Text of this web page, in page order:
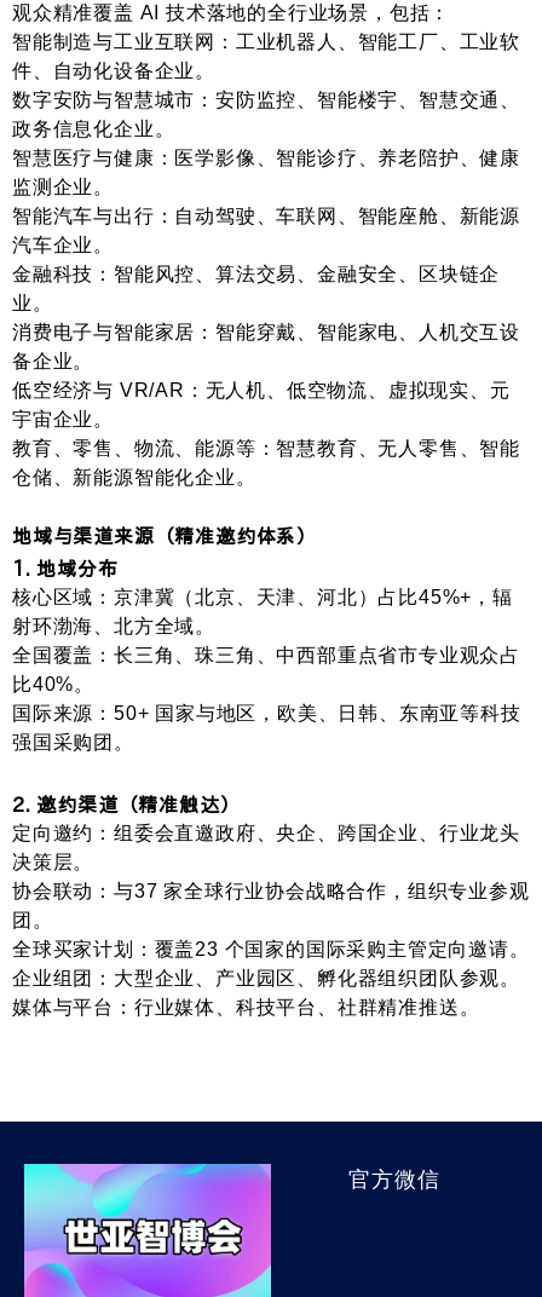
观众精准覆盖 AI 技术落地的全行业场景，包括：
智能制造与工业互联网
：工业机器人、智能工厂、工业软
件、自动化设备企业。
数字安防与智慧城市 ：安防监控、智能楼宇、智慧交通、
政务信息化企业。
智慧医疗与健康 ：医学影像、智能诊疗、养老陪护、健康
监测企业。
智能汽车与出行 ：自动驾驶、车联网、智能座舱、新能源
汽车企业。
金融科技 ：智能风控、算法交易、金融安全、区块链企
业。
消费电子与智能家居 ：智能穿戴、智能家电、人机交互设
备企业。
低空经济与 VR/AR ：无人机、低空物流、虚拟现实、元
宇宙企业。
教育、零售、物流、能源等 ：智慧教育、无人零售、智能
仓储、新能源智能化企业。
地域与渠道来源（精准邀约体系）
1. 地域分布
核心区域 ：京津冀（北京、天津、河北）占比45%+ ，辐
射环渤海、北方全域。
全国覆盖 ：长三角、珠三角、中西部重点省市专业观众占
比40%。
国际来源 ：50+ 国家与地区，欧美、日韩、东南亚等科技
强国采购团。
2. 邀约渠道（精准触达）
定向邀约 ：组委会直邀政府、央企、跨国企业、行业龙头
决策层。
协会联动 ：与37 家全球行业协会战略合作，组织专业参观
团。
全球买家计划
：覆盖23 个国家的国际采购主管定向邀请。
企业组团
：大型企业、产业园区、孵化器组织团队参观。
媒体与平台 ：行业媒体、科技平台、社群精准推送。
官方微信